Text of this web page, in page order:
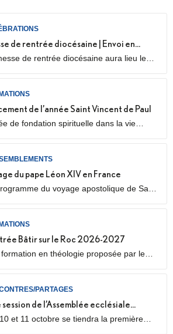
de rentrée diocésaine | Envoi en
des LME
de rentrée diocésaine aura lieu le
de l’Église, 92000 Nanterre) Elle sera
par l’envoi en mission des Laïcs en
ecclésiale ? Les Laïcs en...
de l’année Saint Vincent de Paul
de fondation spirituelle dans la vie
accompagnement spirituel, service
des plus pauvres ou des plus jeunes,
du pape Léon XIV en France
du voyage apostolique de Sa
notamment avec la confirmation
forts qui se dérouleront les 25 et 26
Bâtir sur le Roc 2026-2027
formation en théologie proposée par le
PARTAGES
session de l’Assemblée ecclésiale
et 11 octobre se tiendra la première